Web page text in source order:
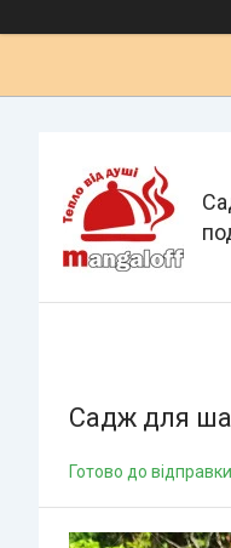
Садж для
Готово до відправки